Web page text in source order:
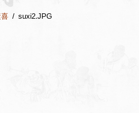
喜 / suxi2.JPG